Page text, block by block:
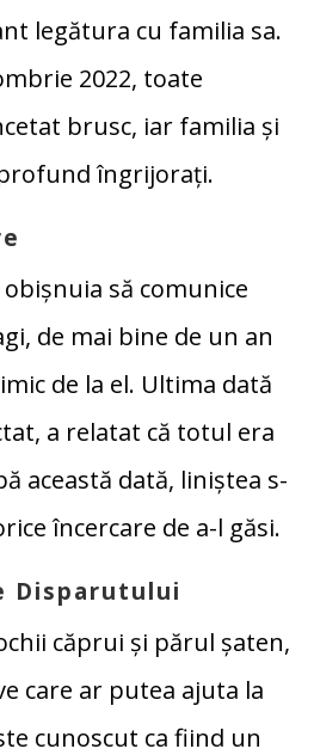
legătura cu familia sa.
2022, toate
brusc, iar familia și
îngrijorați.
să comunice
de mai bine de un an
de la el. Ultima dată
a relatat că totul era
această dată, liniștea s-
încercare de a-l găsi.
Disparutului
căprui și părul șaten,
care ar putea ajuta la
cunoscut ca fiind un